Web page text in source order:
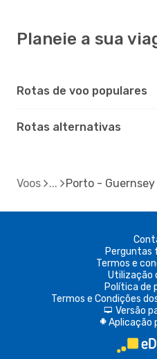
Planeie a sua
Rotas de voo populares
Rotas alternativas
Voos Porto - Guernsey
Perguntas
Termos e
Utilização
Política de
Termos e Condições
d Versão
A Aplicação